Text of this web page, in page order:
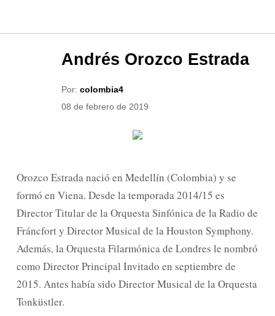
Andrés Orozco Estrada
Por: colombia4
08 de febrero de 2019
Orozco Estrada nació en Medellín (Colombia) y se
formó en Viena. Desde la temporada 2014/15 es
Director Titular de la Orquesta Sinfónica de la Radio de
Fráncfort y Director Musical de la Houston Symphony.
Además, la Orquesta Filarmónica de Londres le nombró
como Director Principal Invitado en septiembre de
2015. Antes había sido Director Musical de la Orquesta
Tonküstler.